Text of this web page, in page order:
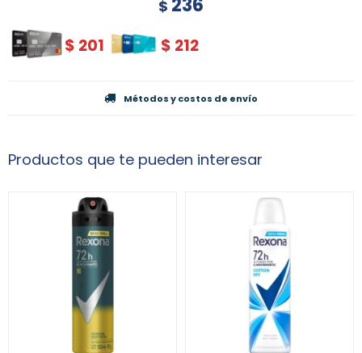
$ 236
$ 201 $ 212
Métodos y costos de envío
Productos que te pueden interesar